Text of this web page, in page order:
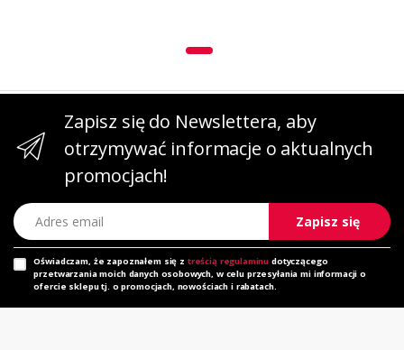
Zapisz się do Newslettera, aby
otrzymywać informacje o aktualnych
promocjach!
Adres email
Zapisz się
Oświadczam, że zapoznałem się z treścią regulaminu dotyczącego
przetwarzania moich danych osobowych, w celu przesyłania mi informacji o
ofercie sklepu tj. o promocjach, nowościach i rabatach.